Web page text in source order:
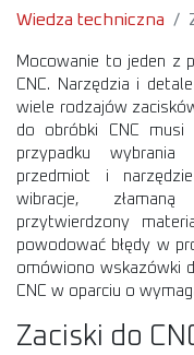
Wiedza techniczna
Mocowanie to jeden z
CNC. Narzędzia i
wiele rodzajów
do obróbki CNC musi
przypadku wybrania
przedmiot i
wibracje,
przytwierdzony
powodować błędy w
omówiono wskazówki
CNC w oparciu o
Zaciski do